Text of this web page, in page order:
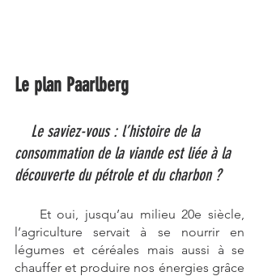
Le plan Paarlberg
Le saviez-vous : l’histoire de la
consommation de la viande est liée à la
découverte du pétrole et du charbon ?
l’agriculture servait à se nourrir en
légumes et céréales mais aussi à se
chauffer et produire nos énergies grâce